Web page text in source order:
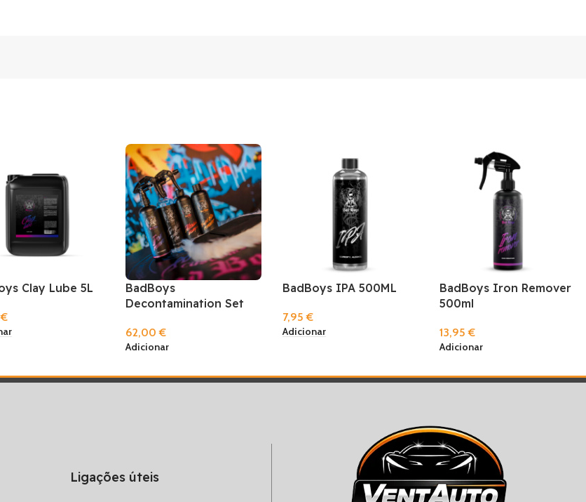
Clay Lube 5L
€
BadBoys
Decontamination Set
62,00€
Adicionar
BadBoys IPA 500ML
7,95€
Adicionar
BadBoys Iron Remover
500ml
13,95€
Adicionar
Ligações úteis